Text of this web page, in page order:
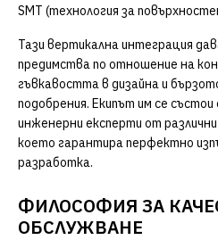
SMT (технология за
Тази вертикална интеграция
предимства по отношение на
гъвкавостта в дизайна и
подобрения. Екипът им се
инженерни експерти от
което гарантира перфектно
разработка.
ФИЛОСОФИЯ ЗА
ОБСЛУЖВАНЕ